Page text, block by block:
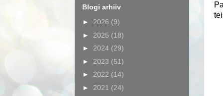
Blogi arhiiv
► 2026 (9)
► 2025 (18)
► 2024 (29)
► 2023 (51)
► 2022 (14)
► 2021 (24)